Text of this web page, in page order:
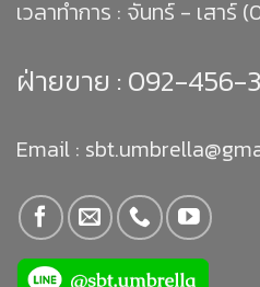
เวลาทำการ : จันทร์ - เสาร์
ฝ่ายขาย : 092-456-
Email :